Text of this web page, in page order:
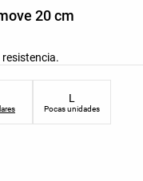
20 cm
L
Pocas unidades